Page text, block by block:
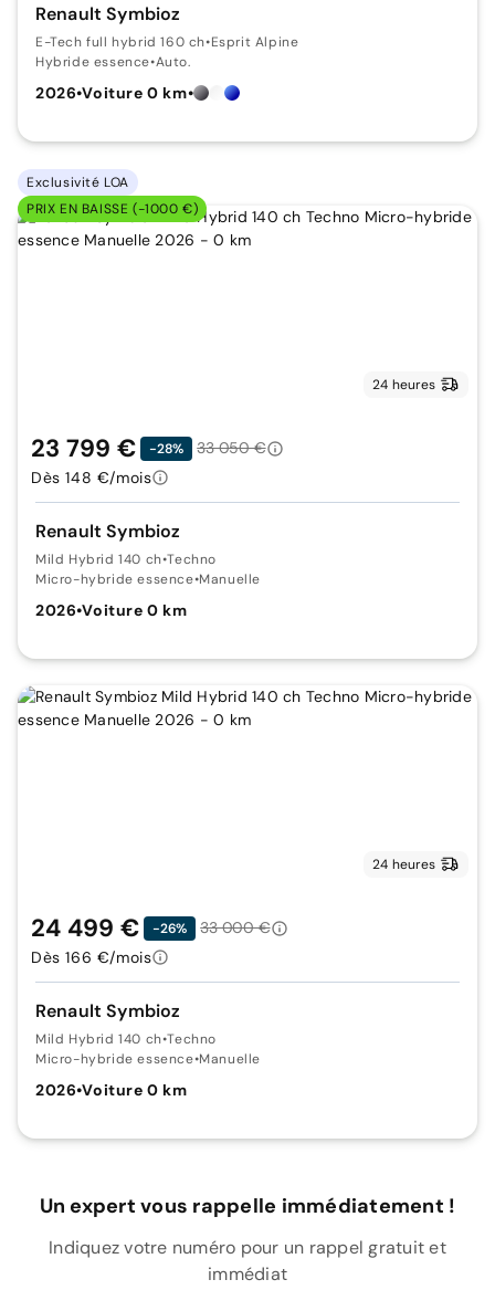
Renault Symbioz
E-Tech full hybrid 160 ch•Esprit Alpine
Hybride essence•Auto.
2026•Voiture 0 km•
Exclusivité LOA
PRIX EN BAISSE (-1000 €)
24 heures
Renault Symbioz
Mild Hybrid 140 ch•Techno
Micro-hybride essence•Manuelle
2026•Voiture 0 km
23 799 € -28%
33 050 €
Dès 148 €/mois
24 heures
Renault Symbioz
Mild Hybrid 140 ch•Techno
Micro-hybride essence•Manuelle
2026•Voiture 0 km
24 499 € -26%
33 000 €
Dès 166 €/mois
Un expert vous rappelle immédiatement !
Indiquez votre numéro pour un rappel gratuit et
immédiat